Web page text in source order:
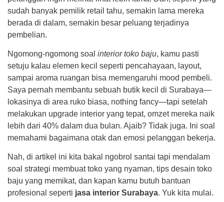
sudah banyak pemilik retail tahu, semakin lama mereka
berada di dalam, semakin besar peluang terjadinya
pembelian.
Ngomong-ngomong soal interior toko baju, kamu pasti
setuju kalau elemen kecil seperti pencahayaan, layout,
sampai aroma ruangan bisa memengaruhi mood pembeli.
Saya pernah membantu sebuah butik kecil di Surabaya—
lokasinya di area ruko biasa, nothing fancy—tapi setelah
melakukan upgrade interior yang tepat, omzet mereka naik
lebih dari 40% dalam dua bulan. Ajaib? Tidak juga. Ini soal
memahami bagaimana otak dan emosi pelanggan bekerja.
Nah, di artikel ini kita bakal ngobrol santai tapi mendalam
soal strategi membuat toko yang nyaman, tips desain toko
baju yang memikat, dan kapan kamu butuh bantuan
profesional seperti jasa interior Surabaya. Yuk kita mulai.